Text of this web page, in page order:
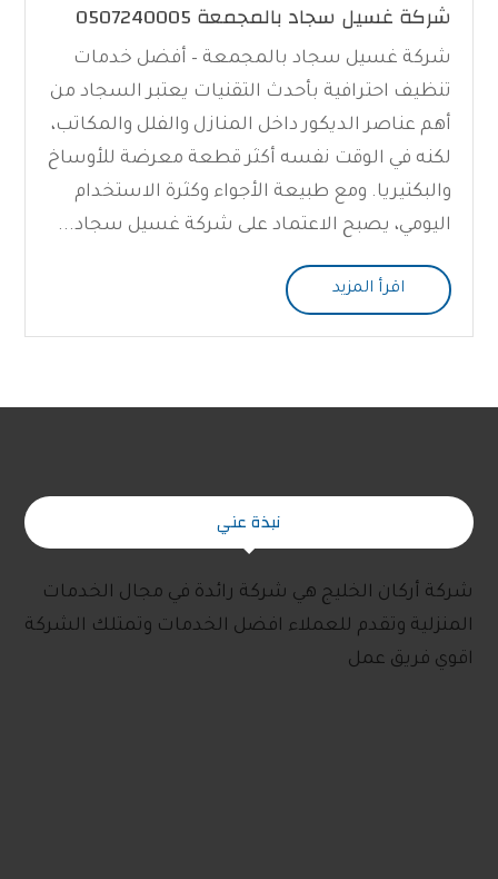
شركة غسيل سجاد بالمجمعة 0507240005
شركة غسيل سجاد بالمجمعة – أفضل خدمات
تنظيف احترافية بأحدث التقنيات يعتبر السجاد من
أهم عناصر الديكور داخل المنازل والفلل والمكاتب،
لكنه في الوقت نفسه أكثر قطعة معرضة للأوساخ
والبكتيريا. ومع طبيعة الأجواء وكثرة الاستخدام
اليومي، يصبح الاعتماد على شركة غسيل سجاد...
اقرأ المزيد
نبذة عني
شركة أركان الخليج هي شركة رائدة في مجال الخدمات
المنزلية وتقدم للعملاء افضل الخدمات وتمتلك الشركة
اقوي فريق عمل